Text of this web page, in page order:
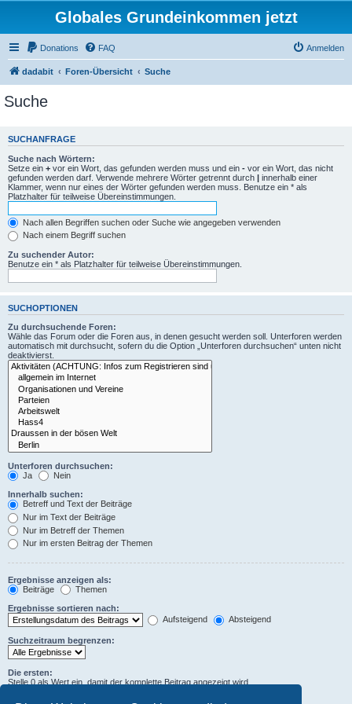
Globales Grundeinkommen jetzt
Donations FAQ Anmelden
dadabit Foren-Übersicht Suche
Suche
SUCHANFRAGE
Suche nach Wörtern:
Setze ein + vor ein Wort, das gefunden werden muss und ein - vor ein Wort, das nicht
gefunden werden darf. Verwende mehrere Wörter getrennt durch | innerhalb einer
Klammer, wenn nur eines der Wörter gefunden werden muss. Benutze ein * als
Platzhalter für teilweise Übereinstimmungen.
Nach allen Begriffen suchen oder Suche wie angegeben verwenden
Nach einem Begriff suchen
Zu suchender Autor:
Benutze ein * als Platzhalter für teilweise Übereinstimmungen.
SUCHOPTIONEN
Zu durchsuchende Foren:
Wähle das Forum oder die Foren aus, in denen gesucht werden soll. Unterforen werden
automatisch mit durchsucht, sofern du die Option „Unterforen durchsuchen“ unten nicht
deaktivierst.
Unterforen durchsuchen:
Ja
Nein
Innerhalb suchen:
Betreff und Text der Beiträge
Nur im Text der Beiträge
Nur im Betreff der Themen
Nur im ersten Beitrag der Themen
Ergebnisse anzeigen als:
Beiträge
Themen
Ergebnisse sortieren nach:
Aufsteigend
Absteigend
Suchzeitraum begrenzen:
Die ersten:
Stelle 0 als Wert ein, damit der komplette Beitrag angezeigt wird.